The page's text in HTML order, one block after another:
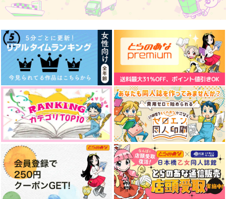
半人前の貴方へ
兎小屋
787円（税込）
土井半助
サンプル
作品詳細
お前のことなんか大好
きだ！！【おまけ無
し】
恋人しぐさ
787円（税込）
潮江文次郎×食満留三郎
サンプル
作品詳細
てーくんはめいどさん
ゆきうさぎ小屋
629円（税込）
タルタリヤ×鍾離
サンプル
作品詳細